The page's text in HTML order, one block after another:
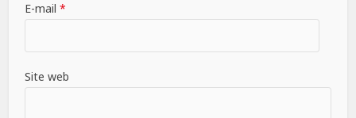
E-mail*
Site web